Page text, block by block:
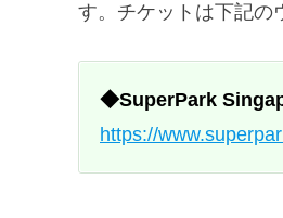
す。チケットは下記の
◆SuperPark
https://